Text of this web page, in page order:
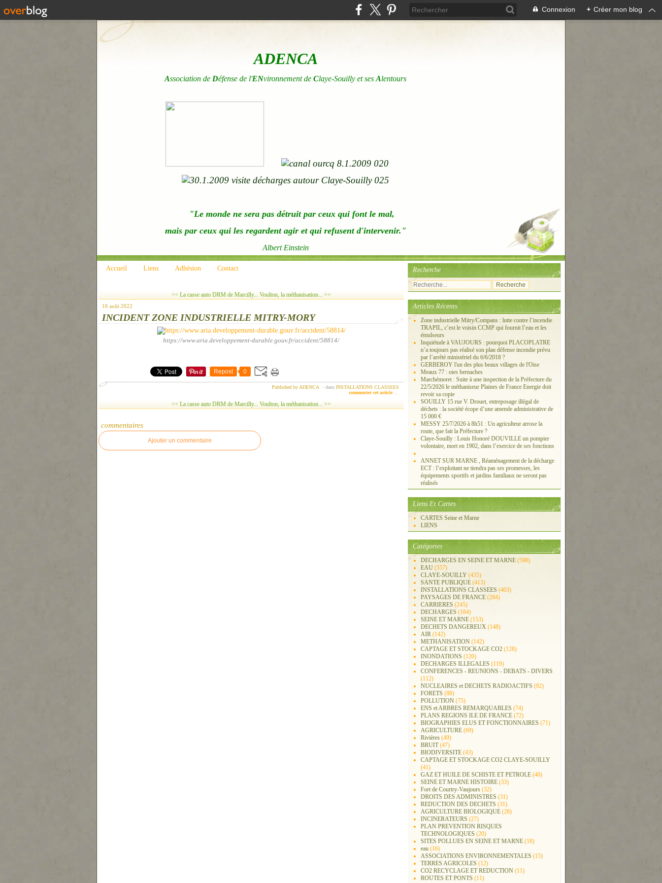
Connexion + Créer mon blog
ADENCA
Association de Défense de l'ENvironnement de Claye-Souilly et ses Alentours
"Le monde ne sera pas détruit par ceux qui font le mal,
mais par ceux qui les regardent agir et qui refusent d'intervenir."
Albert Einstein
Accueil Liens Adhésion Contact
<< La casse auto DRM de Marcilly... Voulton, la méthanisation... >>
10 août 2022
INCIDENT ZONE INDUSTRIELLE MITRY-MORY
https://www.aria.developpement-durable.gouv.fr/accident/58814/
Repost 0
Published by ADENCA - dans INSTALLATIONS CLASSEES
commenter cet article
<< La casse auto DRM de Marcilly... Voulton, la méthanisation... >>
commentaires
Ajouter un commentaire
Recherche
Articles Récents
Zone industrielle Mitry/Compans : lutte contre l’incendie
TRAPIL, c’est le voisin CCMP qui fournit l’eau et les
émulseurs
Inquiétude à VAUJOURS : pourquoi PLACOPLATRE
n’a toujours pas réalisé son plan défense incendie prévu
par l’arrêté ministériel du 6/6/2018 ?
GERBEROY l'un des plus beaux villages de l'Oise
Meaux 77 : oies bernaches
Marchémoret : Suite à une inspection de la Préfecture du
22/5/2026 le méthaniseur Plaines de France Energie doit
revoir sa copie
SOUILLY 15 rue V. Drouet, entreposage illégal de
déchets : la société écope d’une amende administrative de
15 000 €
MESSY 25/7/2026 à 8h51 : Un agriculteur arrose la
route, que fait la Préfecture ?
Claye-Souilly : Louis Honoré DOUVILLE un pompier
volontaire, mort en 1902, dans l’exercice de ses fonctions
ANNET SUR MARNE , Réaménagement de la décharge
ECT : l’exploitant ne tiendra pas ses promesses, les
équipements sportifs et jardins familiaux ne seront pas
réalisés
Liens Et Cartes
CARTES Seine et Marne
LIENS
Catégories
DECHARGES EN SEINE ET MARNE (598)
EAU (557)
CLAYE-SOUILLY (435)
SANTE PUBLIQUE (413)
INSTALLATIONS CLASSEES (403)
PAYSAGES DE FRANCE (284)
CARRIERES (245)
DECHARGES (184)
SEINE ET MARNE (153)
DECHETS DANGEREUX (148)
AIR (142)
METHANISATION (142)
CAPTAGE ET STOCKAGE CO2 (128)
INONDATIONS (120)
DECHARGES ILLEGALES (119)
CONFERENCES - REUNIONS - DEBATS - DIVERS
(112)
NUCLEAIRES et DECHETS RADIOACTIFS (92)
FORETS (88)
POLLUTION (75)
ENS et ARBRES REMARQUABLES (74)
PLANS REGIONS ILE DE FRANCE (72)
BIOGRAPHIES ELUS ET FONCTIONNAIRES (71)
AGRICULTURE (69)
Rivières (49)
BRUIT(47)
BIODIVERSITE (43)
CAPTAGE ET STOCKAGE CO2 CLAYE-SOUILLY
(41)
GAZ ET HUILE DE SCHISTE ET PETROLE (40)
SEINE ET MARNE HISTOIRE (33)
Fort de Courtry-Vaujours (32)
DROITS DES ADMINISTRES (31)
REDUCTION DES DECHETS (31)
AGRICULTURE BIOLOGIQUE (28)
INCINERATEURS (27)
PLAN PREVENTION RISQUES
TECHNOLOGIQUES (20)
SITES POLLUES EN SEINE ET MARNE (18)
eau (16)
ASSOCIATIONS ENVIRONNEMENTALES (15)
TERRES AGRICOLES (12)
CO2 RECYCLAGE ET REDUCTION (11)
ROUTES ET PONTS (11)